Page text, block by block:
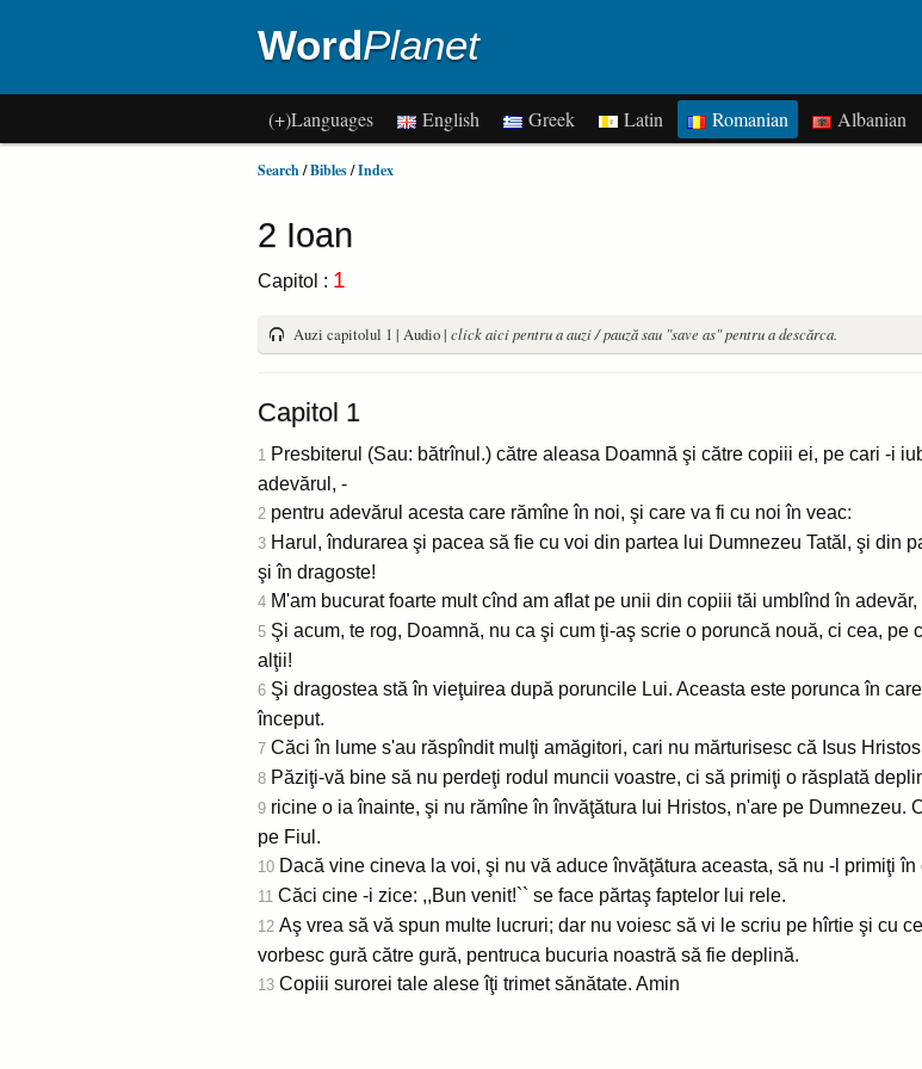
WordPlanet
(+)Languages English Greek Latin Romanian Albanian
Search/Bibles/Index
2 Ioan
Capitol : 1
Auzi capitolul 1 | Audio | click aici pentru a auzi / pauză sau "save as" pentru a descărca.
Capitol 1
1 Presbiterul (Sau: bătrînul.) către aleasa Doamnă şi către copiii ei, pe cari -i
adevărul, -
2 pentru adevărul acesta care rămîne în noi, şi care va fi cu noi în veac:
3 Harul, îndurarea şi pacea să fie cu voi din partea lui Dumnezeu Tatăl, şi din
şi în dragoste!
4 M'am bucurat foarte mult cînd am aflat pe unii din copiii tăi umblînd în
5 Şi acum, te rog, Doamnă, nu ca şi cum ţi-aş scrie o poruncă nouă, ci cea,
alţii!
6 Şi dragostea stă în vieţuirea după poruncile Lui. Aceasta este porunca în
început.
7 Căci în lume s'au răspîndit mulţi amăgitori, cari nu mărturisesc că Isus
8 Păziţi-vă bine să nu perdeţi rodul muncii voastre, ci să primiţi o răsplată
9 ricine o ia înainte, şi nu rămîne în învăţătura lui Hristos, n'are pe Dumnezeu.
pe Fiul.
10 Dacă vine cineva la voi, şi nu vă aduce învăţătura aceasta, să nu -l primiţi
11 Căci cine -i zice: ,,Bun venit!`` se face părtaş faptelor lui rele.
12 Aş vrea să vă spun multe lucruri; dar nu voiesc să vi le scriu pe hîrtie şi cu
vorbesc gură către gură, pentruca bucuria noastră să fie deplină.
13 Copiii surorei tale alese îţi trimet sănătate. Amin